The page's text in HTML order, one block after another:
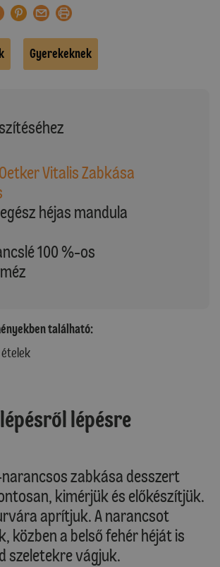
Gyerekeknek
Vitalis Zabkása
héjas mandula
100 %-os
található:
ételek
lépésre
zabkása desszert
kimérjük és előkészítjük.
aprítjuk. A narancsot
közben a belső fehér héját is
szeletekre vágjuk.